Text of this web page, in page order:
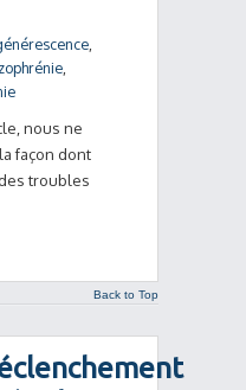
nous ne
façon dont
troubles
Back to Top